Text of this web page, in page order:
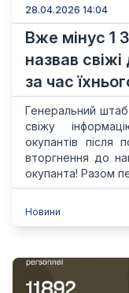
28.04.2026 14:04
Вже мінус 1
назвав свіжі
за час
Генеральний
свіжу
окупантів після
вторгнення до
окупанта! Разом
Новини